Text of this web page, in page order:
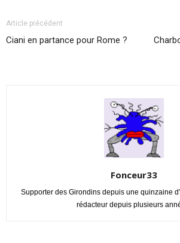
Article précédent
Ciani en partance pour Rome ?
Fonceur33
Supporter des Girondins depuis une quinzaine
rédacteur depuis plusieurs